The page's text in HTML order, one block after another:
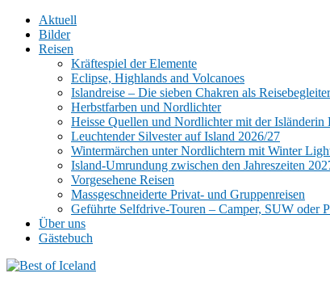
Aktuell
Bilder
Reisen
Kräftespiel der Elemente
Eclipse, Highlands and Volcanoes
Islandreise – Die sieben Chakren als
Herbstfarben und Nordlichter
Heisse Quellen und Nordlichter mit der Isländerin
Leuchtender Silvester auf Island 2026/27
Wintermärchen unter Nordlichtern mit Winter
Island-Umrundung zwischen den Jahreszeiten
Vorgesehene Reisen
Massgeschneiderte Privat- und Gruppenreisen
Geführte Selfdrive-Touren – Camper, SUW oder
Über uns
Gästebuch